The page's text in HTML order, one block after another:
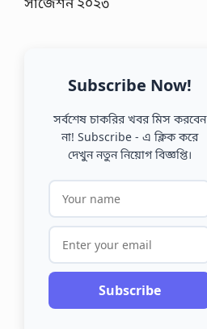
Subscribe Now!
সর্বশেষ চাকরির খবর মিস করবেন
না! Subscribe - এ ক্লিক করে
দেখুন নতুন নিয়োগ বিজ্ঞপ্তি।
Subscribe